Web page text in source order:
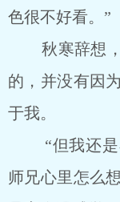
色很不好看。”
秋寒辞想，
的，并没有因
于我。
“但我还是
师兄心里怎么